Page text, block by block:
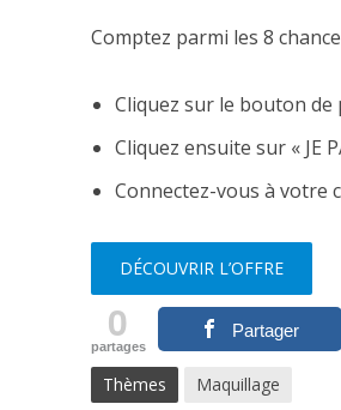
Comptez parmi les 8
Cliquez sur le bouton
Cliquez ensuite sur « JE
Connectez-vous à votre
DÉCOUVRIR L’OFFRE
0
partages
Partager
Thèmes Maquillage